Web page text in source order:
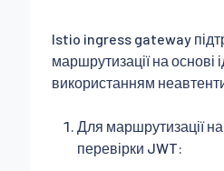
Istio ingress gateway
маршрутизації на основі
використанням
Для маршрутизації
перевірки JWT: